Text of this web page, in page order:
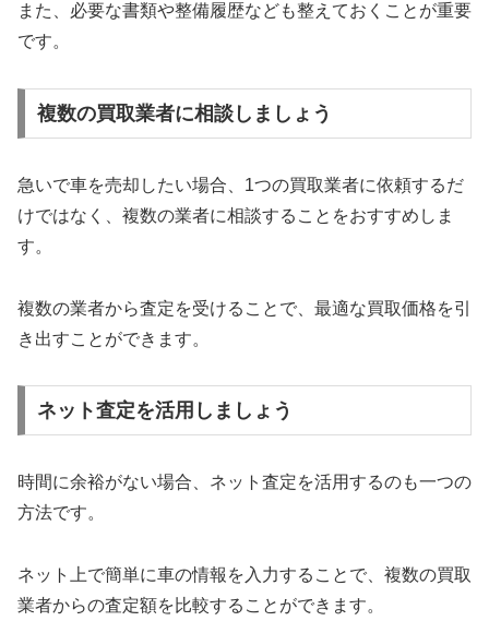
また、必要な書類や整備履歴なども整えておくことが重要
です。
複数の買取業者に相談しましょう
急いで車を売却したい場合、1つの買取業者に依頼するだ
けではなく、複数の業者に相談することをおすすめしま
す。
複数の業者から査定を受けることで、最適な買取価格を引
き出すことができます。
ネット査定を活用しましょう
時間に余裕がない場合、ネット査定を活用するのも一つの
方法です。
ネット上で簡単に車の情報を入力することで、複数の買取
業者からの査定額を比較することができます。